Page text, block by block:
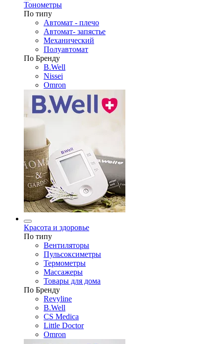
Тонометры
По типу
Автомат - плечо
Автомат- запястье
Механический
Полуавтомат
По Бренду
B.Well
Nissei
Omron
Красота и здоровье
По типу
Вентиляторы
Пульсоксиметры
Термометры
Массажеры
Товары для дома
По Бренду
Revyline
B.Well
CS Medica
Little Doctor
Omron